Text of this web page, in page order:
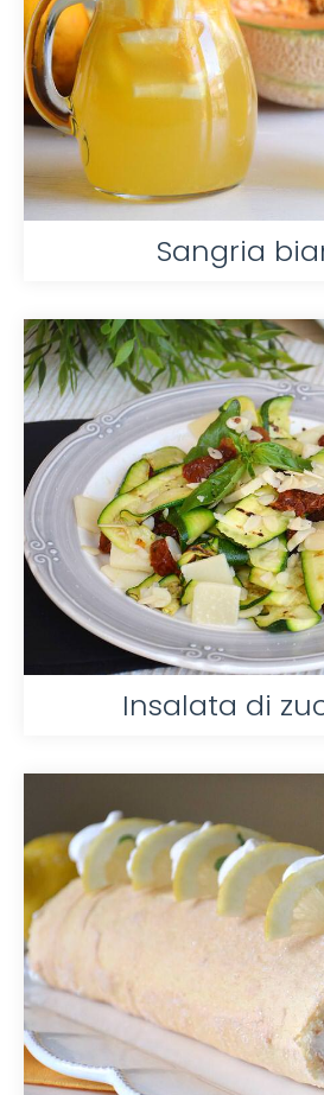
Sangria
Insalata di